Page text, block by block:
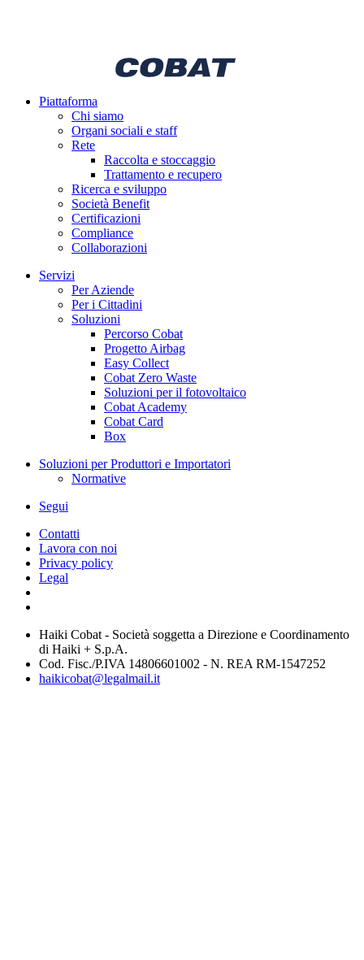
Piattaforma
Chi siamo
Organi sociali e staff
Rete
Raccolta e stoccaggio
Trattamento e recupero
Ricerca e sviluppo
Società Benefit
Certificazioni
Compliance
Collaborazioni
Servizi
Per Aziende
Per i Cittadini
Soluzioni
Percorso Cobat
Progetto Airbag
Easy Collect
Cobat Zero Waste
Soluzioni per il fotovoltaico
Cobat Academy
Cobat Card
Box
Soluzioni per Produttori e Importatori
Normative
Segui
Contatti
Lavora con noi
Privacy policy
Legal
Haiki Cobat - Società soggetta a Direzione e Coordinamento
di Haiki + S.p.A.
Cod. Fisc./P.IVA 14806601002 - N. REA RM-1547252
haikicobat@legalmail.it